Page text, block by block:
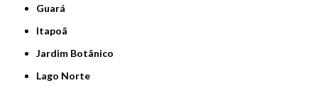
Guará
Itapoã
Jardim Botânico
Lago Norte